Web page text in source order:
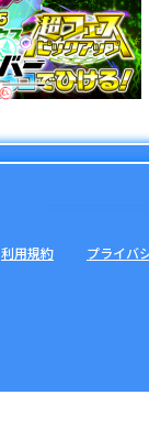
利用規約 プライバ